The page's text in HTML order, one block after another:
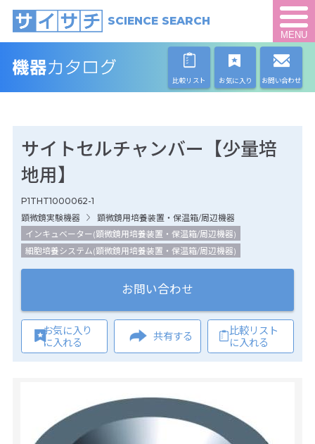
SCIENCE SEARCH
MENU
比較リスト お気に入り お問い合わせ
サイトセルチャンバー【少量培
地用】
P1THT1000062-1
顕微鏡実験機器
顕微鏡用培養装置・保温箱/周辺機器
インキュベーター(顕微鏡用培養装置・保温箱/周辺機器)
細胞培養システム(顕微鏡用培養装置・保温箱/周辺機器)
お問い合わせ
お気に入り
に入れる
共有する
比較リスト
に入れる